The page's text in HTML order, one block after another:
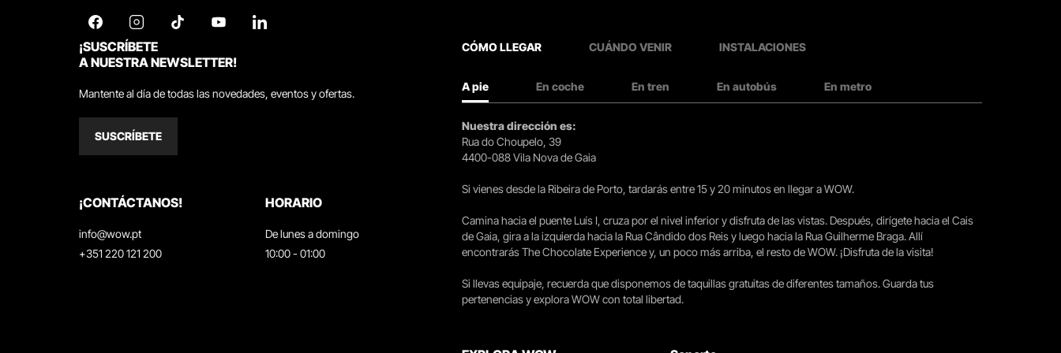
¡SUSCRÍBETE
A NUESTRA NEWSLETTER!
Mantente al día de todas las novedades, eventos y ofertas.
SUSCRÍBETE
¡CONTÁCTANOS!
info@wow.pt
+351 220 121 200
HORARIO
De lunes a domingo
10:00 - 01:00
CÓMO LLEGAR CUÁNDO VENIR INSTALACIONES
A pie En coche En tren En autobús En metro
Nuestra dirección es:
Rua do Choupelo, 39
4400-088 Vila Nova de Gaia
Si vienes desde la Ribeira de Porto, tardarás entre 15 y 20 minutos en llegar a WOW.
Camina hacia el puente Luís I, cruza por el nivel inferior y disfruta de las vistas. Después, dirígete hacia el Cais
de Gaia, gira a la izquierda hacia la Rua Cândido dos Reis y luego hacia la Rua Guilherme Braga. Allí
encontrarás The Chocolate Experience y, un poco más arriba, el resto de WOW. ¡Disfruta de la visita!
Si llevas equipaje, recuerda que disponemos de taquillas gratuitas de diferentes tamaños. Guarda tus
pertenencias y explora WOW con total libertad.